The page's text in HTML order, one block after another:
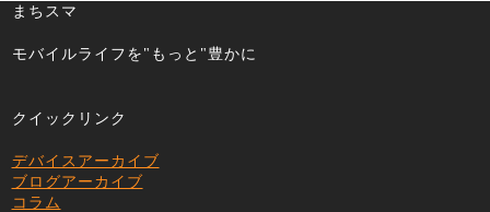
まちスマ
モバイルライフを"もっと"豊かに
クイックリンク
デバイスアーカイブ
ブログアーカイブ
コラム